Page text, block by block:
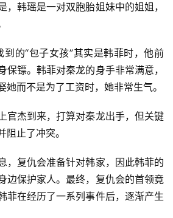
，韩瑶是一对双胞胎姐妹中的姐姐，
的“包子女孩”其实是韩菲时，他前
保镖。韩菲对秦龙的身手非常满意，
她而不是为了工资时，她非常生气。
官杰到来，打算对秦龙出手，但关键
止了冲突。
，复仇会准备针对韩家，因此韩菲的
边保护家人。最终，复仇会的首领竟
菲在经历了一系列事件后，逐渐产生